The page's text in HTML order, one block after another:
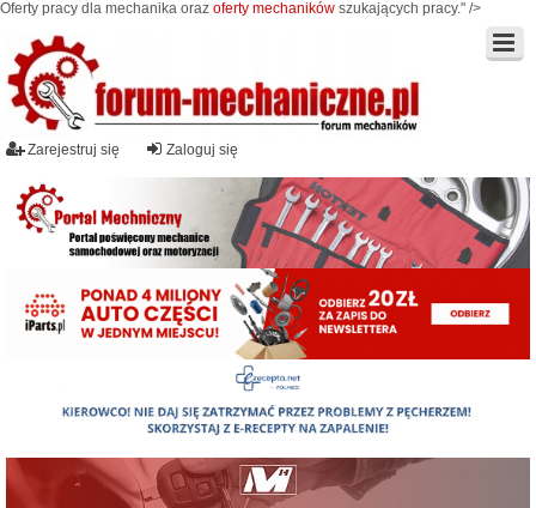
Oferty pracy dla mechanika oraz oferty mechaników szukających pracy." />
Zaloguj się
Zarejestruj się